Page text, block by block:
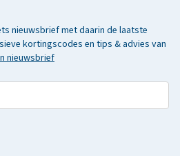
nieuwsbrief met daarin de laatste
kortingscodes en tips & advies van
nieuwsbrief